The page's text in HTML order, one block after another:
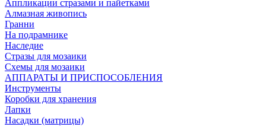
Аппликации стразами и пайетками
Алмазная живопись
Гранни
На подрамнике
Наследие
Стразы для мозаики
Схемы для мозаики
АППАРАТЫ И ПРИСПОСОБЛЕНИЯ
Инструменты
Коробки для хранения
Лапки
Насадки (матрицы)